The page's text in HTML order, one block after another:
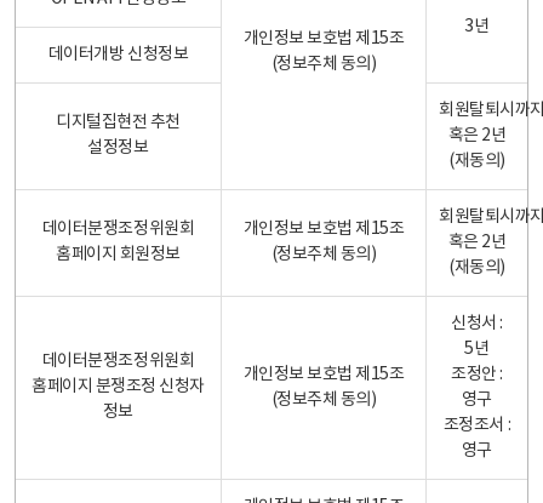
개인정보 보호법 제15조
(정보주체 동의)
3년
데이터개방 신청정보
디지털집현전 추천
설정정보
회원탈퇴시까
혹은 2년
(재동의)
데이터분쟁조정위원회
홈페이지 회원정보
개인정보 보호법 제15조
(정보주체 동의)
회원탈퇴시까
혹은 2년
(재동의)
데이터분쟁조정위원회
홈페이지 분쟁조정 신청자
정보
개인정보 보호법 제15조
(정보주체 동의)
신청서 :
5년
조정안 :
영구
조정조서 :
영구